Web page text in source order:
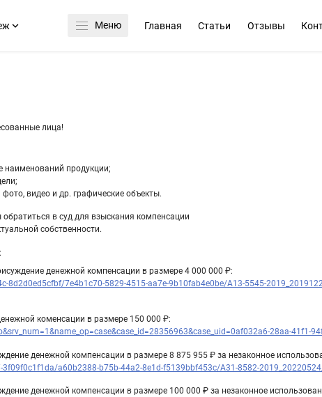
Меню Главная Статьи Отзывы
лица!
наименований продукции;
видео и др. графические объекты.
в суд для взыскания компенсации
собственности.
денежной компенсации в размере 4 000 000 ₽:
7e4b1c70-5829-4515-aa7e-9b10fab4e0be/A13-5545-
коменсации в размере 150 000 ₽:
28aa-41f1-
денежной компенсации в размере 8 875 955 ₽ за незаконное
a60b2388-b75b-44a2-8e1d-f5139bbf453c/A31-8582-
денежной компенсации в размере 100 000 ₽ за незаконное